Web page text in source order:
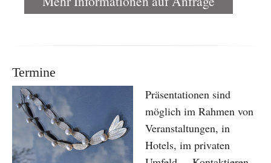
Termine
Präsentationen sind
möglich im Rahmen von
Veranstaltungen, in
Hotels, im privaten